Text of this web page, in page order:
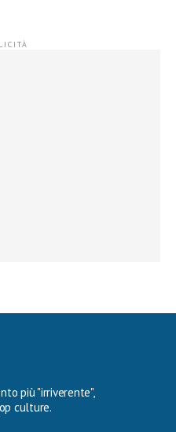
più "irriverente",
culture.